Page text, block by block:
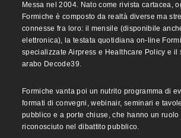
Messa nel 2004. Nato come rivista cartacea,
Formiche è composto da realtà diverse ma
connesse fra loro: il mensile (disponibile
elettronica), la testata quotidiana on-line
specializzate Airpress e Healthcare Policy e il
arabo Decode39.
Formiche vanta poi un nutrito programma di
formati di convegni, webinair, seminari e
pubblico e a porte chiuse, che hanno un ruolo
riconosciuto nel dibattito pubblico.